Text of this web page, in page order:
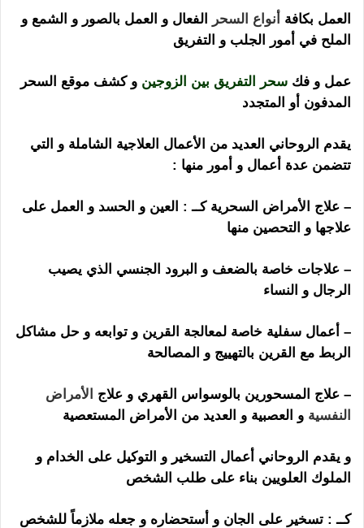
العمل بكافة أنواع السحر
الفعال و العمل بالصور و الشمع و
الملح في أمور الجلب و التفريق
عمل و فك سحر التفريق بين الزوجين و كشف موقع السحر
المدفون أو المتجدد
يقدم الروحاني العديد من الأعمال العلاجية الشاملة و التي
تتضمن عدة أعمال و أمور منها :
– علاج الأمراض السحرية كــ : العين و الحسد و العمل على
علاجها و التحصين منها
– علاجات خاصة بالضعف و البرود الجنسي الذي يصيب
الرجال و النساء
– أعمال سفلية خاصة لمعالجة القرين و توابعه و حل مشاكل
الربط مع القرين بالتهييج و المصالحة
– علاج المسحورين بالوسواس القهري و علاج
الأمراض
النفسية و العصبية و العديد من الأمراض المستعصية
و يقدم الروحاني أعمال التسخير و التوكيل على الخدام و
الملوك العلويين بناء على طلب الشخص
كــ : تسخير على الجان و أستحضاره و جعله ملازماً للشخص